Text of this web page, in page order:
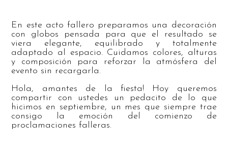
En este acto fallero preparamos una decoración
con globos pensada para que el resultado se
viera elegante, equilibrado y totalmente
adaptado al espacio. Cuidamos colores, alturas
y composición para reforzar la atmósfera del
evento sin recargarla.
Hola, amantes de la fiesta! Hoy queremos
compartir con ustedes un pedacito de lo que
hicimos en septiembre, un mes que siempre trae
consigo la emoción del comienzo de
proclamaciones falleras.